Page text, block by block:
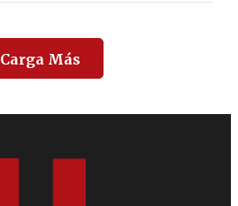
Carga Más